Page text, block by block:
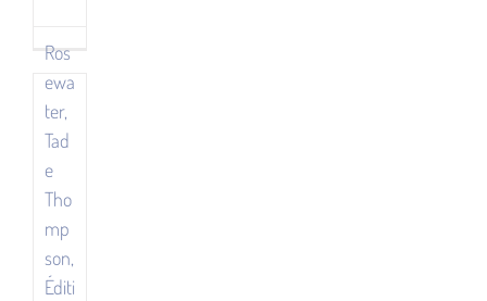
Ros
ewa
ter,
Tad
e
Tho
mp
son,
Éditi